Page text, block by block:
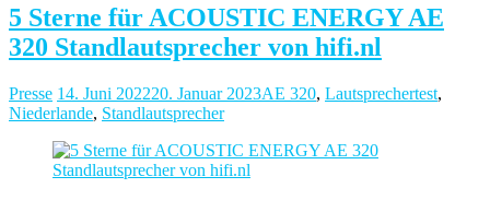
5 Sterne für ACOUSTIC ENERGY AE
320 Standlautsprecher von hifi.nl
Presse 14. Juni 202220. Januar 2023AE 320, Lautsprechertest,
Niederlande, Standlautsprecher